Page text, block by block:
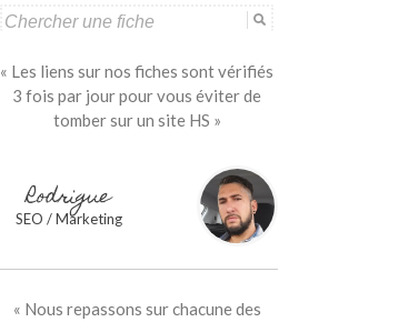
Search
« Les liens sur nos fiches sont vérifiés
3 fois par jour pour vous éviter de
tomber sur un site HS »
Rodrigue
SEO / Marketing
« Nous repassons sur chacune des